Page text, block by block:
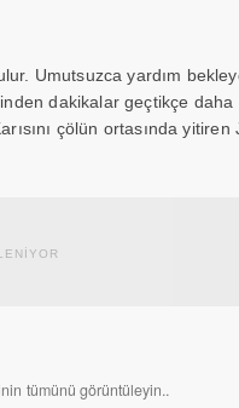
Umutsuzca yardım
dakikalar geçtikçe
çölün ortasında
tümünü görüntüleyin..